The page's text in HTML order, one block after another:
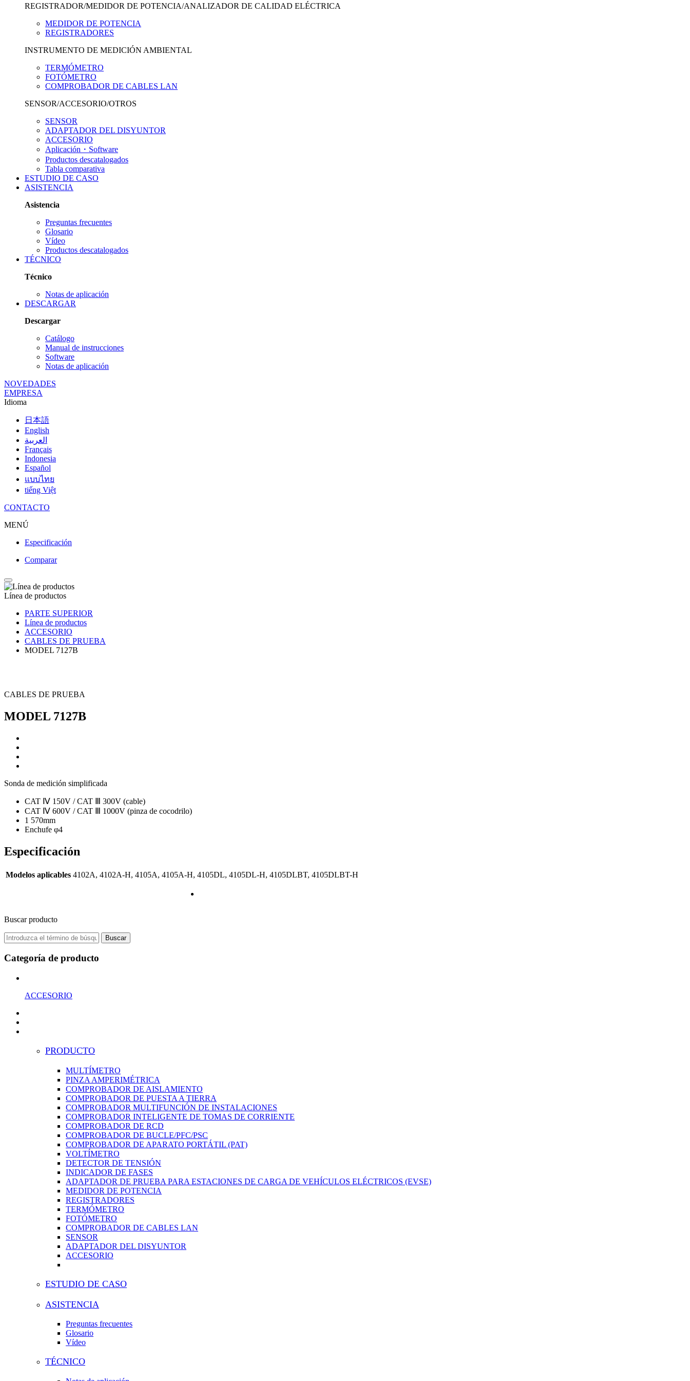
REGISTRADOR/MEDIDOR DE POTENCIA/ANALIZADOR DE CALIDAD ELÉCTRICA
MEDIDOR DE POTENCIA
REGISTRADORES
INSTRUMENTO DE MEDICIÓN AMBIENTAL
TERMÓMETRO
FOTÓMETRO
COMPROBADOR DE CABLES LAN
SENSOR/ACCESORIO/OTROS
SENSOR
ADAPTADOR DEL DISYUNTOR
ACCESORIO
Aplicación・Software
Productos descatalogados
Tabla comparativa
ESTUDIO DE CASO
ASISTENCIA
Asistencia
Preguntas frecuentes
Glosario
Vídeo
Productos descatalogados
TÉCNICO
Técnico
Notas de aplicación
DESCARGAR
Descargar
Catálogo
Manual de instrucciones
Software
Notas de aplicación
NOVEDADES
EMPRESA
Idioma
日本語
English
العربية
Français
Indonesia
Español
แบบไทย
tiếng Việt
CONTACTO
MENÚ
Especificación
Comparar
Línea de productos
PARTE SUPERIOR
Línea de productos
ACCESORIO
CABLES DE PRUEBA
MODEL 7127B
CABLES DE PRUEBA
MODEL 7127B
Sonda de medición simplificada
CAT Ⅳ 150V / CAT Ⅲ 300V (cable)
CAT Ⅳ 600V / CAT Ⅲ 1000V (pinza de cocodrilo)
1 570mm
Enchufe φ4
Especificación
Modelos aplicables 4102A, 4102A-H, 4105A, 4105A-H, 4105DL, 4105DL-H, 4105DLBT, 4105DLBT-H
Buscar producto
Buscar
Categoría de producto
ACCESORIO
PRODUCTO
MULTÍMETRO
PINZA AMPERIMÉTRICA
COMPROBADOR DE AISLAMIENTO
COMPROBADOR DE PUESTA A TIERRA
COMPROBADOR MULTIFUNCIÓN DE INSTALACIONES
COMPROBADOR INTELIGENTE DE TOMAS DE CORRIENTE
COMPROBADOR DE RCD
COMPROBADOR DE BUCLE/PFC/PSC
COMPROBADOR DE APARATO PORTÁTIL (PAT)
VOLTÍMETRO
DETECTOR DE TENSIÓN
INDICADOR DE FASES
ADAPTADOR DE PRUEBA PARA ESTACIONES DE CARGA DE VEHÍCULOS ELÉCTRICOS (EVSE)
MEDIDOR DE POTENCIA
REGISTRADORES
TERMÓMETRO
FOTÓMETRO
COMPROBADOR DE CABLES LAN
SENSOR
ADAPTADOR DEL DISYUNTOR
ACCESORIO
ESTUDIO DE CASO
ASISTENCIA
Preguntas frecuentes
Glosario
Vídeo
TÉCNICO